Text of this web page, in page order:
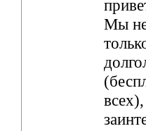
Мы